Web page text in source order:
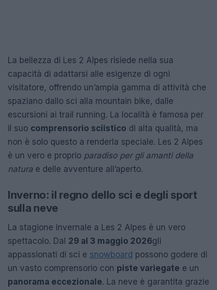
La bellezza di Les 2 Alpes risiede nella sua
capacità di adattarsi alle esigenze di ogni
visitatore, offrendo un’ampia gamma di attività che
spaziano dallo sci alla mountain bike, dalle
escursioni ai trail running. La località è famosa per
il suo comprensorio sciistico di alta qualità, ma
non è solo questo a renderla speciale. Les 2 Alpes
è un vero e proprio paradiso per gli amanti della
natura e delle avventure all’aperto.
Inverno: il regno dello sci e degli sport
sulla neve
La stagione invernale a Les 2 Alpes è un vero
spettacolo. Dal 29 al 3 maggio 2026gli
appassionati di sci e snowboard possono godere di
un vasto comprensorio con piste variegate e un
panorama eccezionale. La neve è garantita grazie